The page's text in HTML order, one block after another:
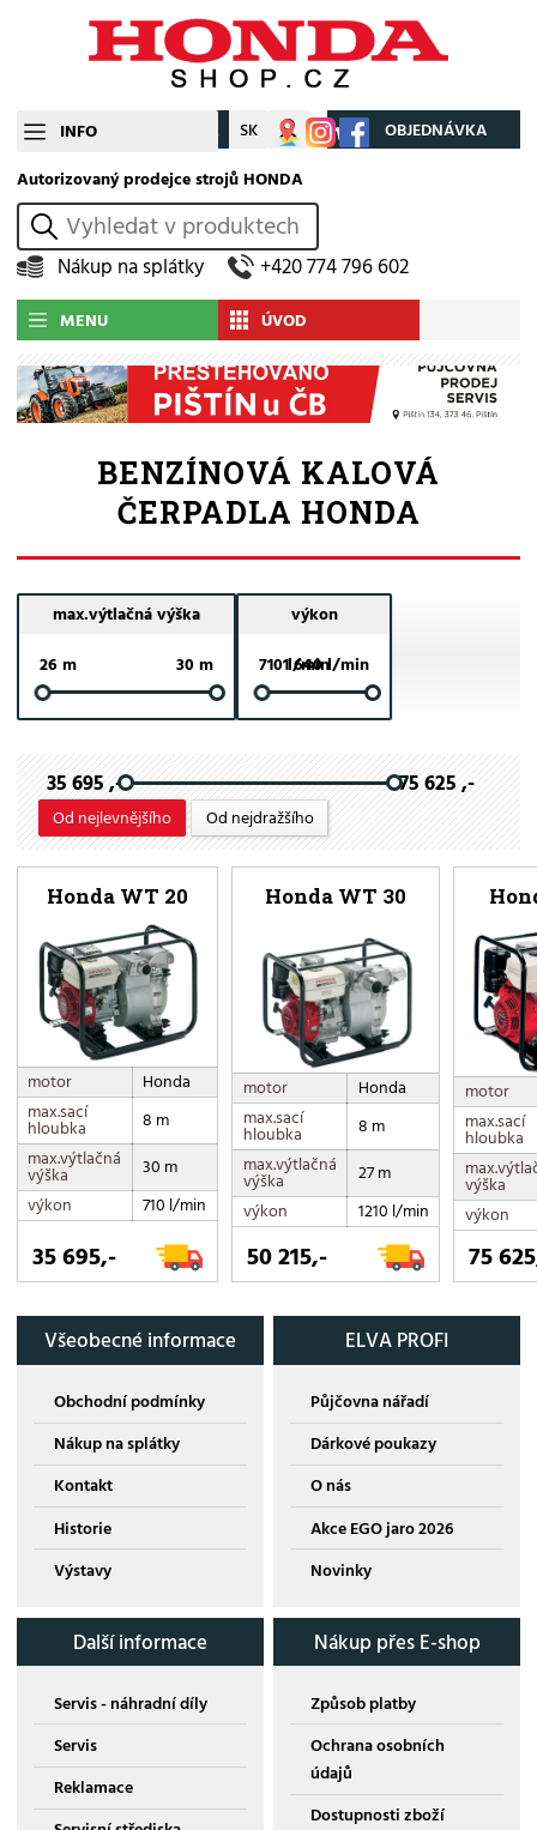
INFO CZ SK Můj účet OBJEDNÁVKA
Autorizovaný prodejce strojů HONDA
vyhledat
Nákup na splátky +420 774 796 602
MENU ÚVOD
BENZÍNOVÁ KALOVÁ
ČERPADLA HONDA
max.výtlačná výška
26 m
30 m
výkon
710 l/min
1 640 l/min
35 695 ,- 75 625 ,-
Od nejlevnějšího Od nejdražšího
Honda WT 20
motor
Honda
max.sací
hloubka
8 m
max.výtlačná
výška
30 m
výkon
710 l/min
35 695,-
Honda WT 30
motor
Honda
max.sací
hloubka
8 m
max.výtlačná
výška
27 m
výkon
1210 l/min
50 215,-
motor
max.sací
hloubka
výška
výkon
75
Všeobecné informace
Obchodní podmínky
Nákup na splátky
Kontakt
Historie
Výstavy
ELVA PROFI
Půjčovna nářadí
Dárkové poukazy
O nás
Akce EGO jaro 2026
Novinky
Další informace
Servis - náhradní díly
Servis
Reklamace
Nákup přes E-shop
Způsob platby
Ochrana osobních
údajů
Dostupnosti zboží